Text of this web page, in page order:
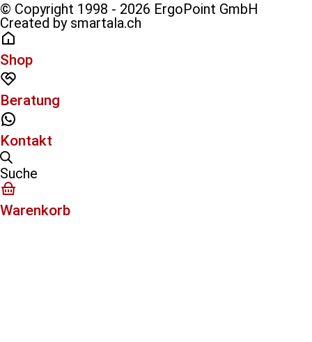
© Copyright 1998 - 2026 ErgoPoint GmbH
Created by smartala.ch
Shop
Beratung
Kontakt
Suche
Warenkorb